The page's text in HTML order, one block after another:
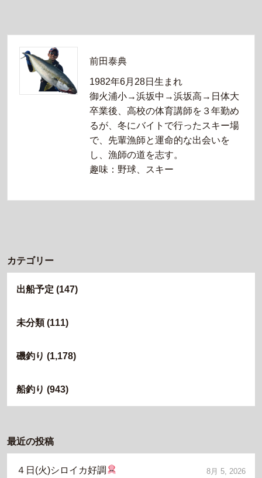
前田泰典
1982年6月28日生まれ
御火浦小→浜坂中→浜坂高→日体大
卒業後、高校の体育講師を３年勤め
るが、冬にバイトで行ったスキー場
で、先輩漁師と運命的な出会いを
し、漁師の道を志す。
趣味：野球、スキー
カテゴリー
出船予定 (147)
未分類(111)
磯釣り (1,178)
船釣り (943)
最近の投稿
４日(火)シロイカ好調 8月 5, 2026